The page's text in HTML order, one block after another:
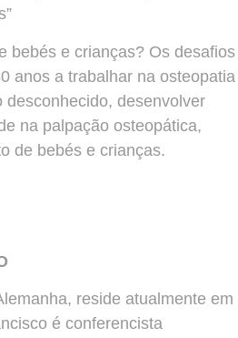
bebés e crianças? Os desafios
anos a trabalhar na osteopatia
desconhecido, desenvolver
na palpação osteopática,
de bebés e crianças.
reside atualmente em
é conferencista